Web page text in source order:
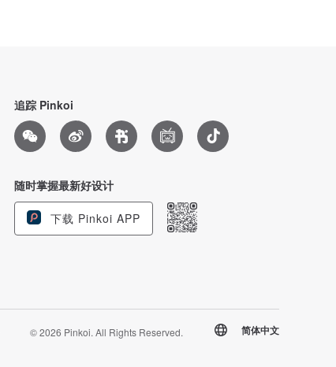
追踪 Pinkoi
随时掌握最新好设计
下载 Pinkoi APP
© 2026 Pinkoi. All Rights Reserved. 简体中文